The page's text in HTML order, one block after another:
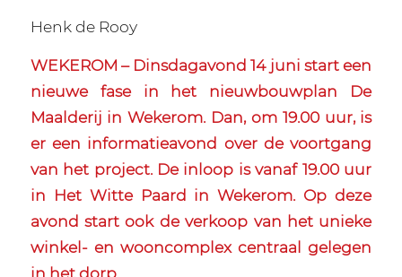
Henk de Rooy
WEKEROM – Dinsdagavond 14 juni start een
nieuwe fase in het nieuwbouwplan De
Maalderij in Wekerom. Dan, om 19.00 uur, is
er een informatieavond over de voortgang
van het project. De inloop is vanaf 19.00 uur
in Het Witte Paard in Wekerom. Op deze
avond start ook de verkoop van het unieke
winkel- en wooncomplex centraal gelegen